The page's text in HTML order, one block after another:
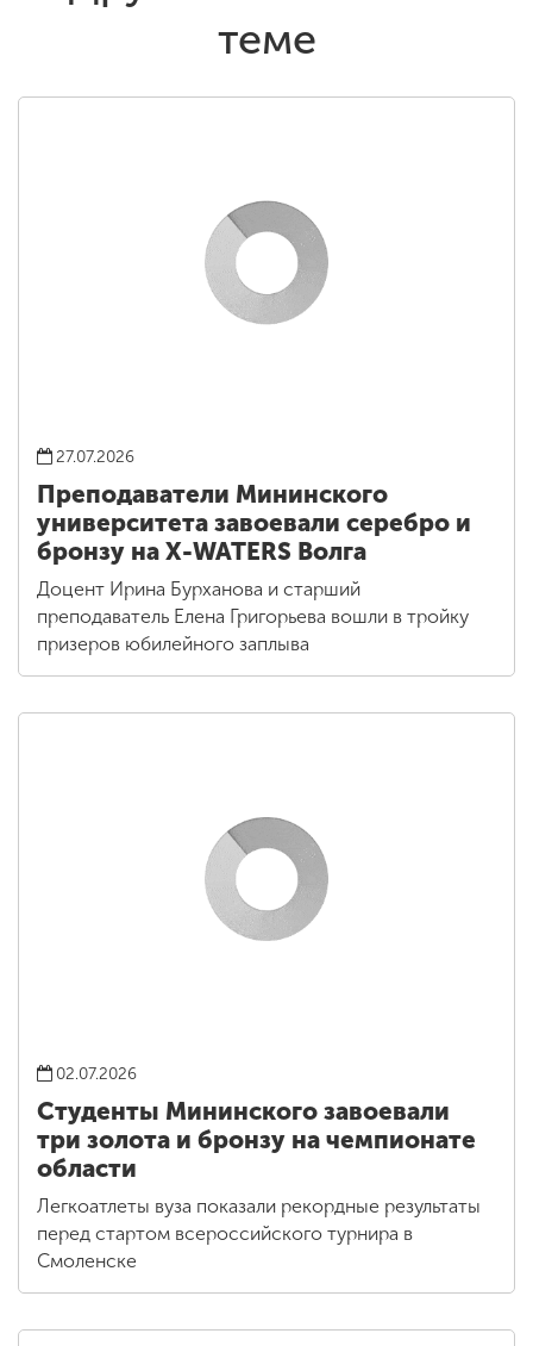
теме
27.07.2026
Преподаватели Мининского
университета завоевали серебро и
бронзу на X-WATERS Волга
Доцент Ирина Бурханова и старший
преподаватель Елена Григорьева вошли в тройку
призеров юбилейного заплыва
02.07.2026
Студенты Мининского завоевали
три золота и бронзу на чемпионате
области
Легкоатлеты вуза показали рекордные результаты
перед стартом всероссийского турнира в
Смоленске